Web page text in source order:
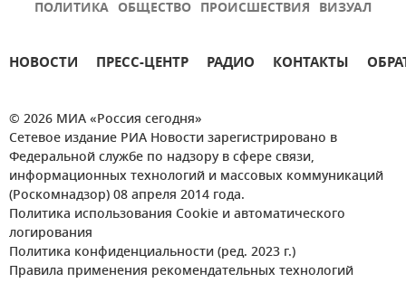
ПОЛИТИКА ОБЩЕСТВО ПРОИСШЕСТВИЯ ВИЗУАЛ
НОВОСТИ ПРЕСС-ЦЕНТР РАДИО КОНТАКТЫ
© 2026 МИА «Россия сегодня»
Сетевое издание РИА Новости зарегистрировано в
Федеральной службе по надзору в сфере связи,
информационных технологий и массовых коммуникаций
(Роскомнадзор) 08 апреля 2014 года.
Политика использования Cookie и автоматического
логирования
Политика конфиденциальности (ред. 2023 г.)
Правила применения рекомендательных технологий